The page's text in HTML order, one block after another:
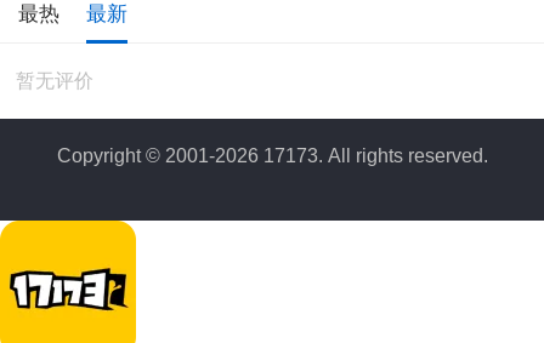
最热 最新
暂无评价
Copyright © 2001-2026 17173. All rights reserved.